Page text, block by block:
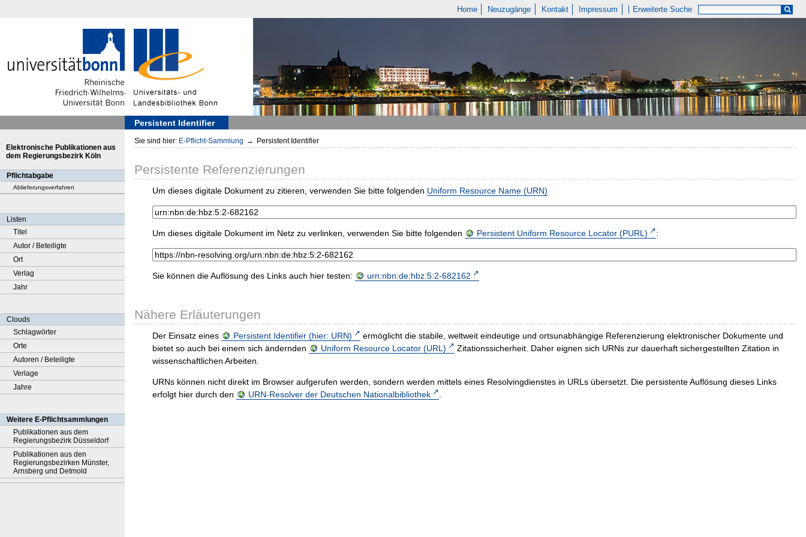
Home Neuzugänge Kontakt Impressum Erweiterte Suche
Persistent Identifier
Elektronische Publikationen aus
dem Regierungsbezirk Köln
Pflichtabgabe
Ablieferungsverfahren
Listen
Titel
Autor / Beteiligte
Ort
Verlag
Jahr
Clouds
Schlagwörter
Orte
Autoren / Beteiligte
Verlage
Jahre
Weitere E-Pflichtsammlungen
Publikationen aus dem
Regierungsbezirk Düsseldorf
Publikationen aus den
Regierungsbezirken Münster,
Arnsberg und Detmold
Sie sind hier: E-Pflicht-Sammlung → Persistent Identifier
Persistente Referenzierungen
Um dieses digitale Dokument zu zitieren, verwenden Sie bitte folgenden Uniform Resource Name (URN)
Um dieses digitale Dokument im Netz zu verlinken, verwenden Sie bitte folgenden Persistent Uniform Resource Locator (PURL) :
Sie können die Auflösung des Links auch hier testen: urn:nbn:de:hbz:5:2-682162
Nähere Erläuterungen
Der Einsatz eines Persistent Identifier (hier: URN)
ermöglicht die stabile, weltweit eindeutige und ortsunabhängige Referenzierung elektronischer Dokumente und
bietet so auch bei einem sich ändernden
Uniform Resource Locator (URL)
Zitationssicherheit. Daher eignen sich URNs zur dauerhaft sichergestellten Zitation in
wissenschaftlichen Arbeiten.
URNs können nicht direkt im Browser aufgerufen werden, sondern werden mittels eines Resolvingdienstes in URLs übersetzt. Die persistente Auflösung dieses Links
erfolgt hier durch den
URN-Resolver der Deutschen Nationalbibliothek .